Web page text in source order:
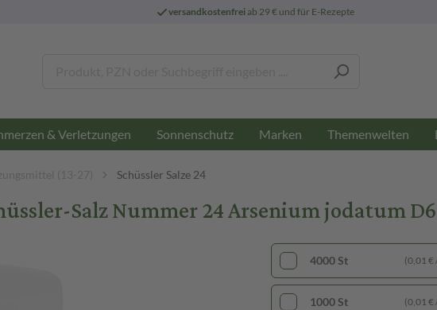
versandkostenfreiab 29 € und für E-Rezepte
& Verletzungen Sonnenschutz Marken Themenwelten
(13-27) Schüssler Salze 24
Salz Nummer 24 Arsenium jodatum
4000 St (0,01 €
1000 St (0,01 €